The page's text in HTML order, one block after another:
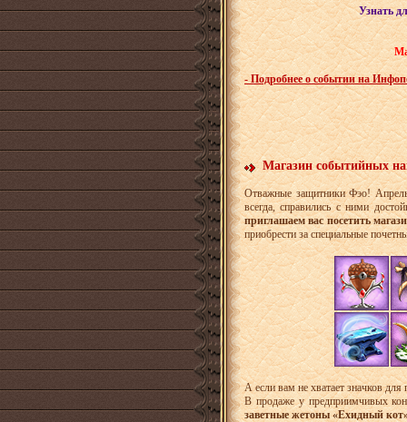
Узнать
- Подробнее о событии на
Магазин событийных
Отважные защитники Фэо!
всегда, справились с ними
приглашаем вас посетить
приобрести за специальные
А если вам не хватает значков
В продаже у предприимчивых
заветные жетоны «Ехидный